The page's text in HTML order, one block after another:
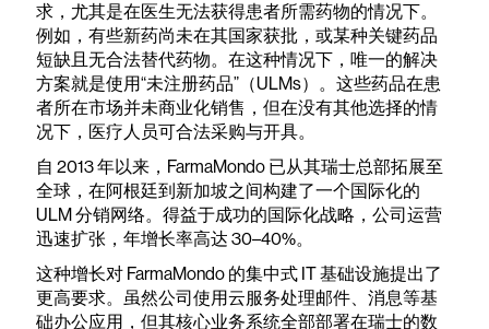
求，尤其是在医生无法获得患者所需药物的情况下。
例如，有些新药尚未在其国家获批，或某种关键药品
短缺且无合法替代药物。在这种情况下，唯一的解决
方案就是使用“未注册药品”（ULMs）。这些药品在患
者所在市场并未商业化销售，但在没有其他选择的情
况下，医疗人员可合法采购与开具。
自 2013 年以来，FarmaMondo 已从其瑞士总部拓展至
全球，在阿根廷到新加坡之间构建了一个国际化的
ULM 分销网络。得益于成功的国际化战略，公司运营
迅速扩张，年增长率高达 30–40%。
这种增长对 FarmaMondo 的集中式 IT 基础设施提出了
更高要求。虽然公司使用云服务处理邮件、消息等基
础办公应用，但其核心业务系统全部部署在瑞士的数